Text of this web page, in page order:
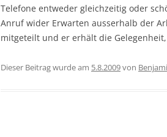
Telefone entweder gleichzeitig oder
Anruf wider Erwarten ausserhalb der
mitgeteilt und er erhält die
Dieser Beitrag wurde am 5.8.2009von